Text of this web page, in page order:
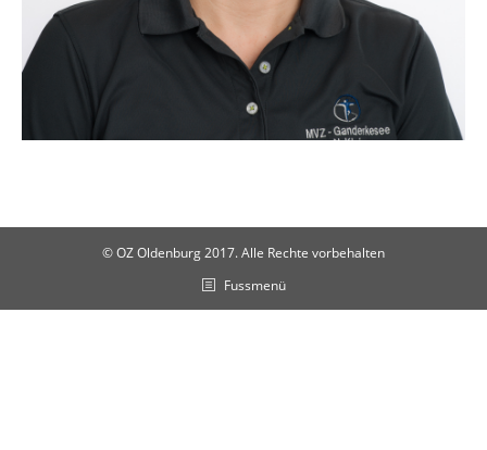
© OZ Oldenburg 2017. Alle Rechte vorbehalten
Fussmenü